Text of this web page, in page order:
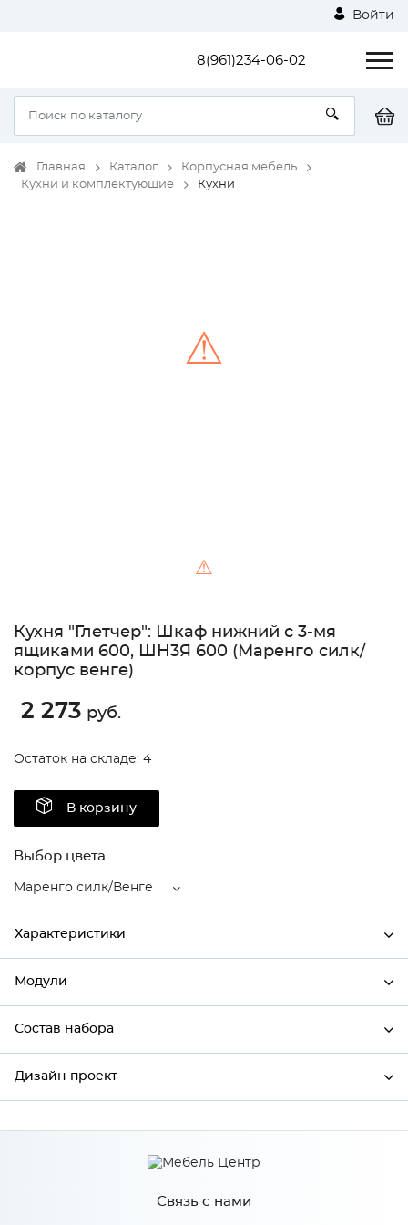
Войти
8(961)234-06-02
Главная Каталог
Корпусная мебель
Кухни и комплектующие
Кухни
⚠
⚠
Кухня "Глетчер": Шкаф нижний с 3-мя
ящиками 600, ШН3Я 600 (Маренго силк/
корпус венге)
2 273 руб.
Остаток на складе: 4
В корзину
Выбор цвета
Маренго силк/Венге
Характеристики
Ширина
Высота
Цвет Маренго силк/Венге
МДФ
Модули
Состав набора
Дизайн проект
Связь с нами